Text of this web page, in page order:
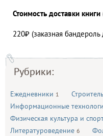
Рубрики:
Ежедневники 1
Информационные
Физическая культура и
Литературоведение 6
Стоимость доставки
220₽ (заказная бандероль